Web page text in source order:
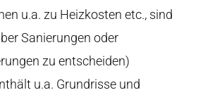
u.a. zu Heizkosten etc., sind
Sanierungen oder
zu entscheiden)
u.a. Grundrisse und